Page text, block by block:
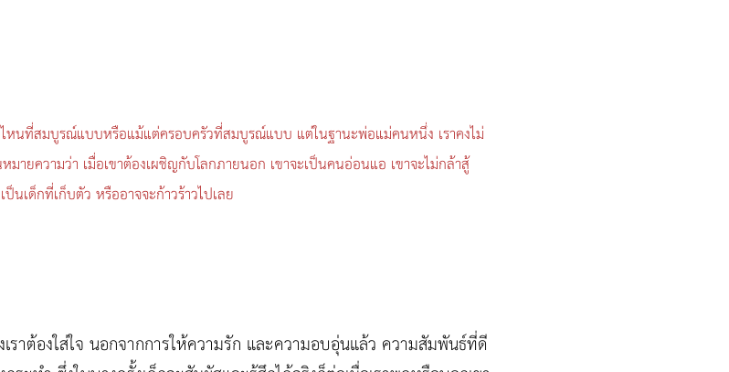
ไหนที่สมบูรณ์แบบหรือแม้แต่ครอบครัวที่สมบูรณ์แบบ แต่ในฐานะพ่อแม่คนหนึ่ง เราคงไม่
ายความว่า เมื่อเขาต้องเผชิญกับโลกภายนอก เขาจะเป็นคนอ่อนแอ เขาจะไม่กล้าสู้
นเด็กที่เก็บตัว หรืออาจจะก้าวร้าวไปเลย
าต้องใส่ใจ นอกจากการให้ความรัก และความอบอุ่นแล้ว ความสัมพันธ์ที่ดี